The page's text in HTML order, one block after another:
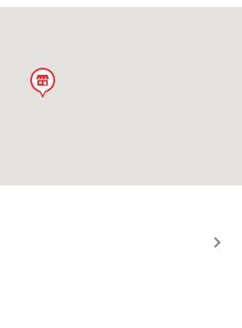
store